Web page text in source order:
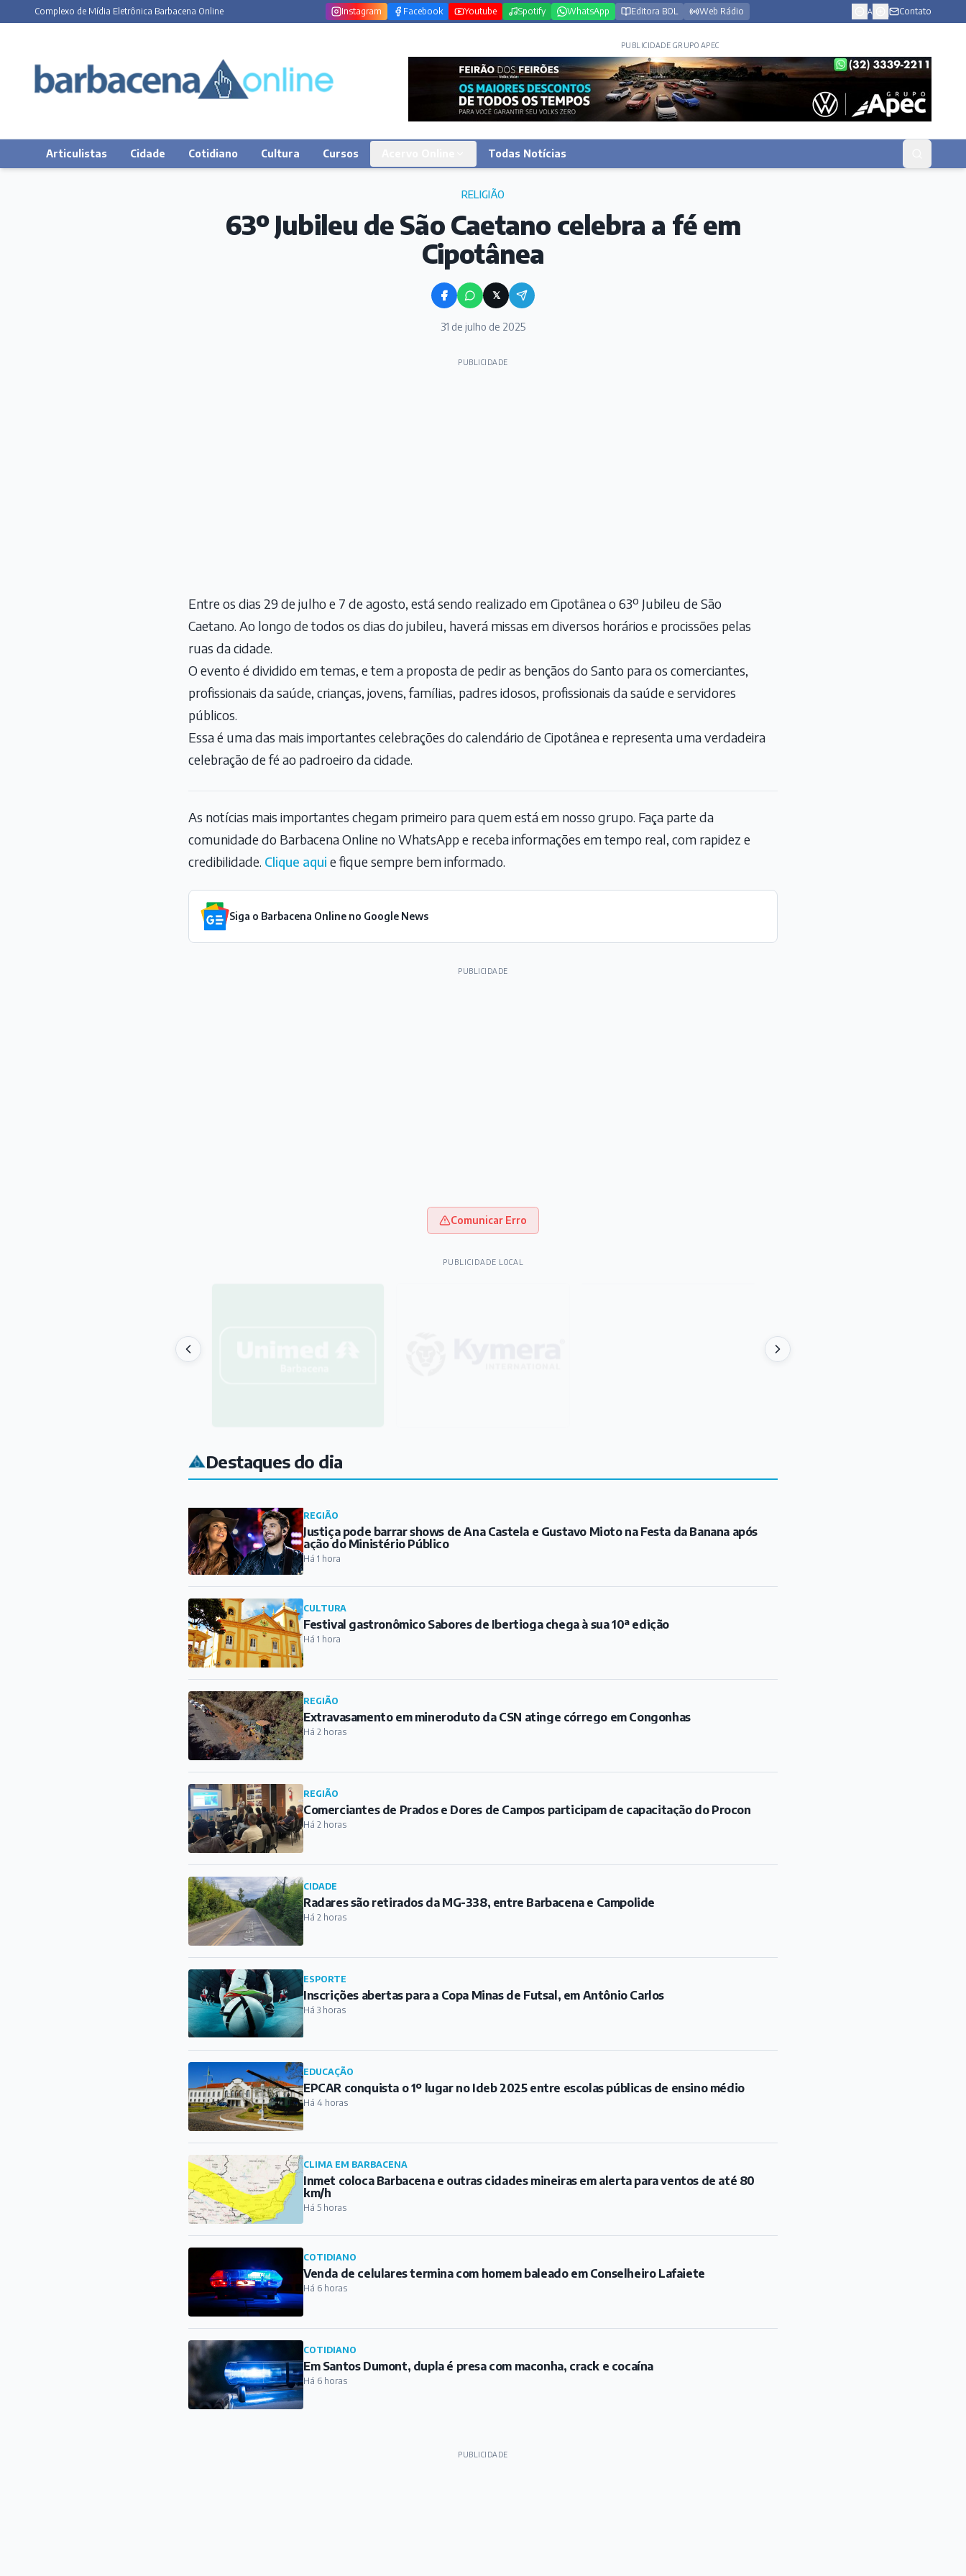
Complexo de Mídia Eletrônica Barbacena Online Instagram Facebook Youtube Spotify WhatsApp Editora BOL Web Rádio A Contato
PUBLICIDADE GRUPO APEC
Articulistas Cidade Cotidiano Cultura Cursos Todas Notícias
RELIGIÃO
63º Jubileu de São Caetano celebra a fé em
Cipotânea
𝕏
31 de julho de 2025
PUBLICIDADE
Entre os dias 29 de julho e 7 de agosto, está sendo realizado em Cipotânea o 63º Jubileu de São
Caetano. Ao longo de todos os dias do jubileu, haverá missas em diversos horários e procissões pelas
ruas da cidade.
O evento é dividido em temas, e tem a proposta de pedir as bençãos do Santo para os comerciantes,
profissionais da saúde, crianças, jovens, famílias, padres idosos, profissionais da saúde e servidores
públicos.
Essa é uma das mais importantes celebrações do calendário de Cipotânea e representa uma verdadeira
celebração de fé ao padroeiro da cidade.
As notícias mais importantes chegam primeiro para quem está em nosso grupo. Faça parte da
comunidade do Barbacena Online no WhatsApp e receba informações em tempo real, com rapidez e
credibilidade. Clique aqui e fique sempre bem informado.
Siga o Barbacena Online no Google News
PUBLICIDADE
Comunicar Erro
PUBLICIDADE LOCAL
Destaques do dia
REGIÃO
Justiça pode barrar shows de Ana Castela e Gustavo Mioto na Festa da Banana após
ação do Ministério Público
Há 1 hora
CULTURA
Festival gastronômico Sabores de Ibertioga chega à sua 10ª edição
Há 1 hora
REGIÃO
Extravasamento em mineroduto da CSN atinge córrego em Congonhas
Há 2 horas
REGIÃO
Comerciantes de Prados e Dores de Campos participam de capacitação do Procon
Há 2 horas
CIDADE
Radares são retirados da MG-338, entre Barbacena e Campolide
Há 2 horas
ESPORTE
Inscrições abertas para a Copa Minas de Futsal, em Antônio Carlos
Há 3 horas
EDUCAÇÃO
EPCAR conquista o 1º lugar no Ideb 2025 entre escolas públicas de ensino médio
Há 4 horas
CLIMA EM BARBACENA
Inmet coloca Barbacena e outras cidades mineiras em alerta para ventos de até 80
km/h
Há 5 horas
COTIDIANO
Venda de celulares termina com homem baleado em Conselheiro Lafaiete
Há 6 horas
COTIDIANO
Em Santos Dumont, dupla é presa com maconha, crack e cocaína
Há 6 horas
PUBLICIDADE